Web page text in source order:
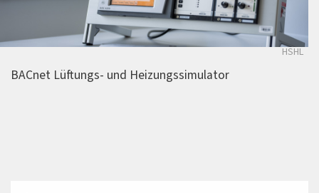
HSHL
BACnet Lüftungs- und Heizungssimulator